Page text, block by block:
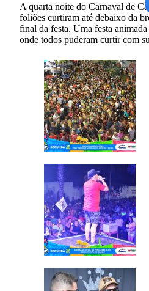
A quarta noite do Carnaval de
foliões curtiram até debaixo da
final da festa. Uma festa
onde todos puderam curtir com